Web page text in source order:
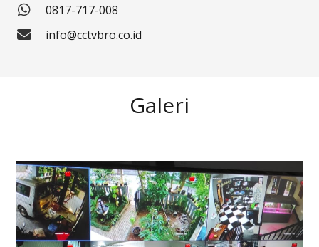
0817-717-008
info@cctvbro.co.id
Galeri